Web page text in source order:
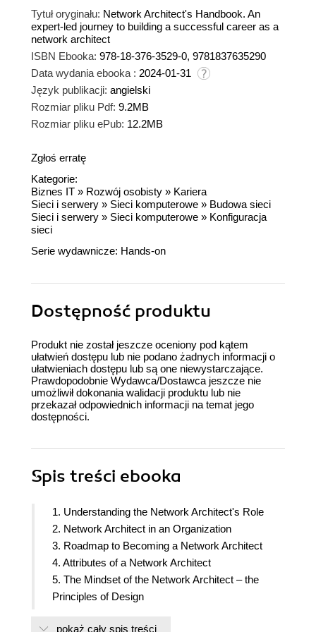
Tytuł oryginału: Network Architect's Handbook. An
expert-led journey to building a successful career as a
network architect
ISBN Ebooka: 978-18-376-3529-0, 9781837635290
Data wydania ebooka : 2024-01-31
Język publikacji: angielski
Rozmiar pliku Pdf: 9.2MB
Rozmiar pliku ePub: 12.2MB
Zgłoś erratę
Kategorie:
Biznes IT » Rozwój osobisty » Kariera
Sieci i serwery » Sieci komputerowe » Budowa sieci
Sieci i serwery » Sieci komputerowe » Konfiguracja
sieci
Serie wydawnicze: Hands-on
Dostępność produktu
Produkt nie został jeszcze oceniony pod kątem
ułatwień dostępu lub nie podano żadnych informacji o
ułatwieniach dostępu lub są one niewystarczające.
Prawdopodobnie Wydawca/Dostawca jeszcze nie
umożliwił dokonania walidacji produktu lub nie
przekazał odpowiednich informacji na temat jego
dostępności.
Spis treści ebooka
1. Understanding the Network Architect's Role
2. Network Architect in an Organization
3. Roadmap to Becoming a Network Architect
4. Attributes of a Network Architect
5. The Mindset of the Network Architect – the
Principles of Design
pokaż cały spis treści